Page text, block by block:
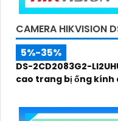
CAMERA HIKVISION
5%-35%
DS-2CD2083G2-
cao trang bị ống kính